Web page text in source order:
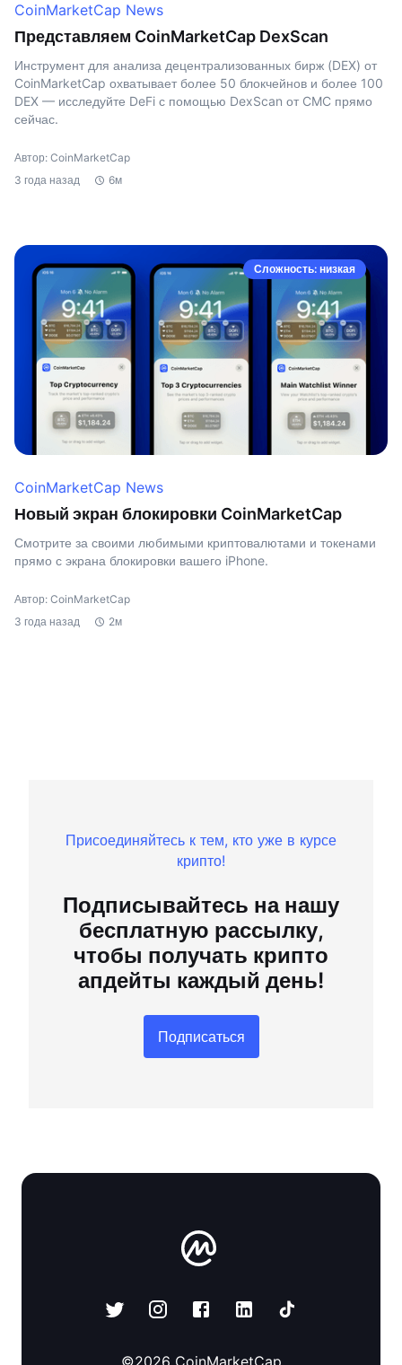
CoinMarketCap News
Представляем CoinMarketCap DexScan
Инструмент для анализа децентрализованных бирж (DEX) от
CoinMarketCap охватывает более 50 блокчейнов и более 100
DEX — исследуйте DeFi с помощью DexScan от CMC прямо
сейчас.
Автор: CoinMarketCap
3 года назад
6м
Сложность: низкая
CoinMarketCap News
Новый экран блокировки CoinMarketCap
Смотрите за своими любимыми криптовалютами и токенами
прямо с экрана блокировки вашего iPhone.
Автор: CoinMarketCap
3 года назад
2м
Присоединяйтесь к тем, кто уже в курсе
крипто!
Подписывайтесь на нашу
бесплатную рассылку,
чтобы получать крипто
апдейты каждый день!
Подписаться
©2026 CoinMarketCap